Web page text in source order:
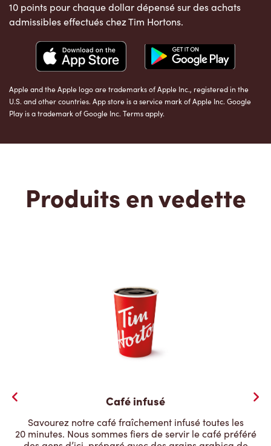
10 points pour chaque dollar dépensé sur des achats
admissibles effectués chez Tim Hortons.
Apple and the Apple logo are trademarks of Apple Inc., registered in the
U.S. and other countries. App store is a service mark of Apple Inc. Google
Play is a trademark of Google Inc. Terms apply.
Produits en vedette
Café infusé
Savourez notre café fraîchement infusé toutes les
20 minutes. Nous sommes fiers de servir le café préféré